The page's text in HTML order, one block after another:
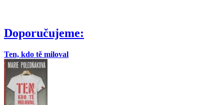
Doporučujeme:
Ten, kdo tě miloval